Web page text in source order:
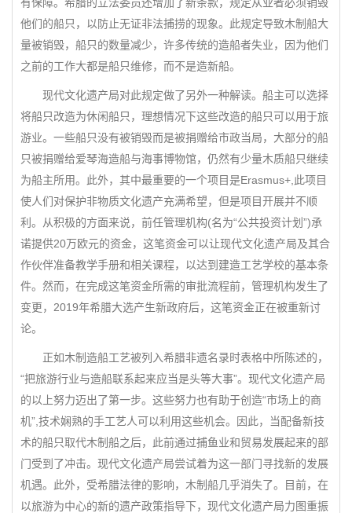
他们的船只，以防止无证非法捕捞的现象。此规定导致木制船大
量被销毁，船只的数量减少，许多传统的造船者失业，因为他们
之前的工作大都是船只维修，而不是造新船。
现代文化遗产局对此规定做了另外一种解读。船主可以选择
将船只改造为休闲船只，理想情况下这些改造的船只可以用于旅
游业。一些船只没有被销毁而是被捐赠给市政当局，大部分的船
只被捐赠给爱琴海造船与海事博物馆，仍然有少量木质船只继续
为船主所用。此外，其中最重要的一个项目是Erasmus+,此项目
使人们对保护非物质文化遗产充满希望，但是项目开展并不顺
利。从积极的方面来说，前任管理机构(名为“公共投资计划”)承
诺提供20万欧元的资金，这笔资金可以让现代文化遗产局及其合
作伙伴准备教学手册和相关课程，以达到建造工艺学校的基本条
件。然而，在完成这笔资金所需的审批流程前，管理机构发生了
变更，2019年希腊大选产生新政府后，这笔资金正在被重新讨
论。
正如木制造船工艺被列入希腊非遗名录时表格中所陈述的，
“把旅游行业与造船联系起来应当是头等大事”。现代文化遗产局
的以上努力迈出了第一步。这些努力也有助于创造“市场上的商
机”,技术娴熟的手工艺人可以利用这些机会。因此，当配备新技
术的船只取代木制船之后，此前通过捕鱼业和贸易发展起来的部
门受到了冲击。现代文化遗产局尝试着为这一部门寻找新的发展
机遇。此外，受希腊法律的影响，木制船几乎消失了。目前，在
以旅游为中心的新的遗产政策指导下，现代文化遗产局力图重振